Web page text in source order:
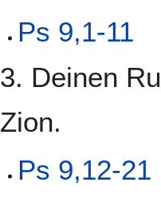
Ps 9,1-11
3. Deinen
Zion.
Ps 9,12-21